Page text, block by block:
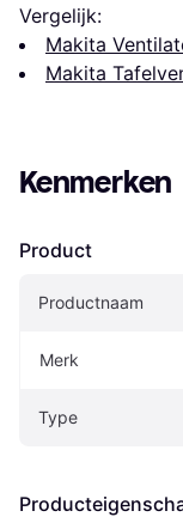
Vergelijk:
Makita
Makita
Kenmerken
Product
Productnaam
Merk
Type